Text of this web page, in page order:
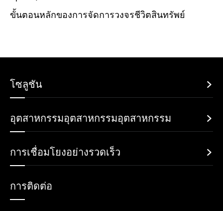
ขั้นตอนหลักของการจัดการวงจรชีวิตสินทรัพย์
โซลูชัน 
อุตสาหกรรมอุตสาหกรรมอุตสาหกรรม 
การเชื่อมโยงอย่างรวดเร็ว 
การติดต่อ